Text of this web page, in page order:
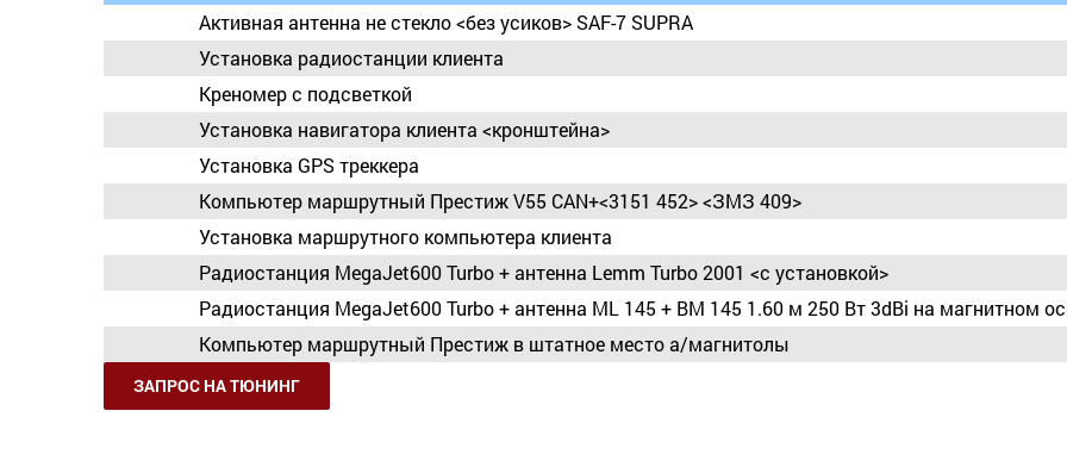
Активная антенна не стекло <без усиков> SAF-7 SUPRA
Установка радиостанции клиента
Креномер с подсветкой
Установка навигатора клиента <кронштейна>
Установка GPS треккера
Компьютер маршрутный Престиж V55 CAN+<3151 452> <ЗМЗ 409>
Установка маршрутного компьютера клиента
Радиостанция MegaJet600 Turbo + антенна Lemm Turbo 2001 <с установкой>
Радиостанция MegaJet600 Turbo + антенна ML 145 + BM 145 1.60 м 250 Вт 3dBi на магнитном
Компьютер маршрутный Престиж в штатное место а/магнитолы
ЗАПРОС НА ТЮНИНГ